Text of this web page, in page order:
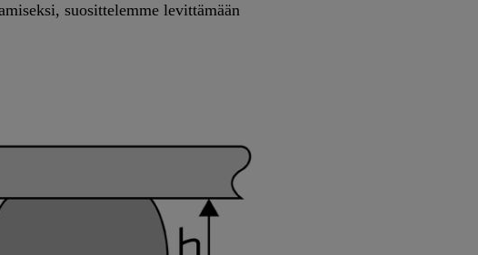
suosittelemme levittämään